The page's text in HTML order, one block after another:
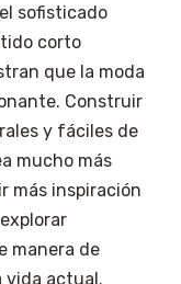
sofisticado
corto
que la moda
Construir
y fáciles de
mucho más
más inspiración
manera de
vida actual.